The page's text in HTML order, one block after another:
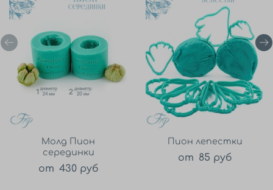
Молд Пион
серединки
от 430 руб
Пион лепестки
от 85 руб